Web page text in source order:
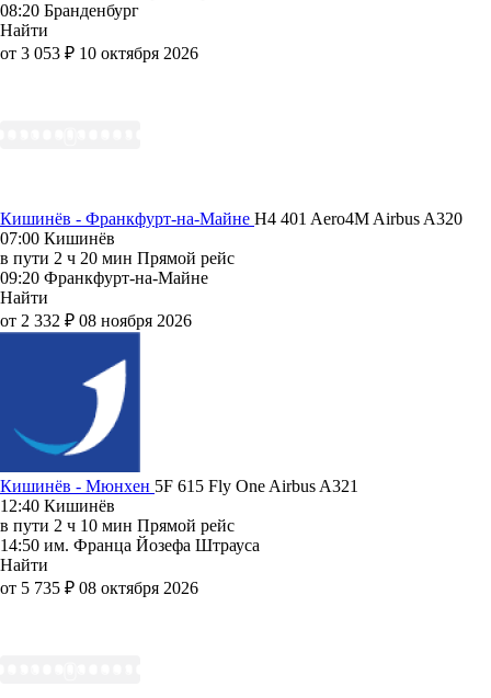
08:20 Бранденбург
Найти
от 3 053 ₽ 10 октября 2026
Кишинёв - Франкфурт-на-Майне H4 401 Aero4M Airbus A320
07:00 Кишинёв
в пути 2 ч 20 мин Прямой рейс
09:20 Франкфурт-на-Майне
Найти
от 2 332 ₽ 08 ноября 2026
Кишинёв - Мюнхен 5F 615 Fly One Airbus A321
12:40 Кишинёв
в пути 2 ч 10 мин Прямой рейс
14:50 им. Франца Йозефа Штрауса
Найти
от 5 735 ₽ 08 октября 2026